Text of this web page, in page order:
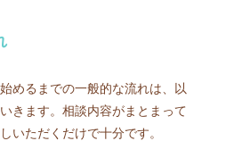
めるまでの一般的な流れは、以
きます。相談内容がまとまって
いただくだけで十分です。